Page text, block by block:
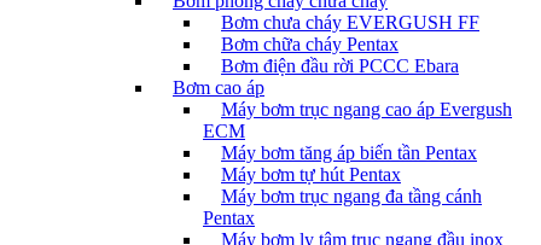
Bơm chưa cháy EVERGUSH FF
Bơm chữa cháy Pentax
Bơm điện đầu rời PCCC Ebara
Bơm cao áp
Máy bơm trục ngang cao áp Evergush
ECM
Máy bơm tăng áp biến tần Pentax
Máy bơm tự hút Pentax
Máy bơm trục ngang đa tầng cánh
Pentax
Máy bơm ly tâm trục ngang đầu inox